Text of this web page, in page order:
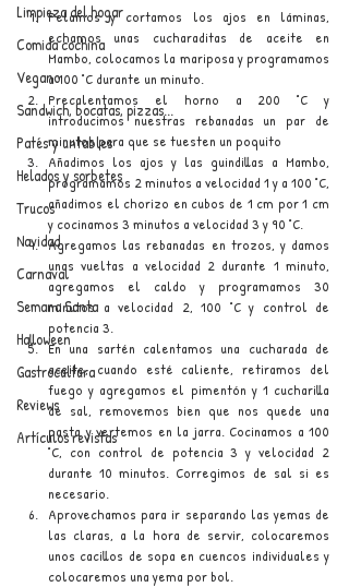
Limpieza del hogar
Comida cochina
Vegano
Sandwich, bocatas, pizzas...
Patés y untables
Helados y sorbetes
Trucos
Navidad
Carnaval
Semana Santa
Halloween
Gastrocultura
Reviews
Artículos revistas
Pelamos y cortamos los ajos en láminas,
echamos unas cucharaditas de aceite en
Mambo, colocamos la mariposa y programamos
a 100 °C durante un minuto.
Precalentamos el horno a 200 °C y
introducimos nuestras rebanadas un par de
minutos para que se tuesten un poquito
Añadimos los ajos y las guindillas a Mambo,
programamos 2 minutos a velocidad 1 y a 100 °C,
añadimos el chorizo en cubos de 1 cm por 1 cm
y cocinamos 3 minutos a velocidad 3 y 90 °C.
Agregamos las rebanadas en trozos, y damos
unas vueltas a velocidad 2 durante 1 minuto,
agregamos el caldo y programamos 30
minutos a velocidad 2, 100 °C y control de
potencia 3.
En una sartén calentamos una cucharada de
aceite, cuando esté caliente, retiramos del
fuego y agregamos el pimentón y 1 cucharilla
de sal, removemos bien que nos quede una
pasta y vertemos en la jarra. Cocinamos a 100
°C, con control de potencia 3 y velocidad 2
durante 10 minutos. Corregimos de sal si es
necesario.
Aprovechamos para ir separando las yemas de
las claras, a la hora de servir, colocaremos
unos cacillos de sopa en cuencos individuales y
colocaremos una yema por bol.